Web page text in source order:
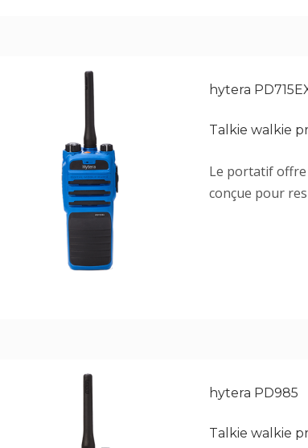
hytera
Talkie walkie
Le portatif offre
conçue pour
hytera PD985
Talkie walkie